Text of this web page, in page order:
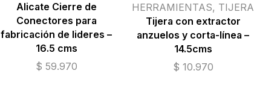
Alicate Cierre de
Conectores para
fabricación de lideres –
16.5 cms
$ 59.970
HERRAMIENTAS, TIJERA
Tijera con extractor
anzuelos y corta-línea –
14.5cms
$ 10.970